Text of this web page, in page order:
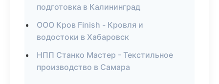
подготовка в Калининград
ООО Кров Finish - Кровля и
водостоки в Хабаровск
НПП Станко Мастер - Текстильное
производство в Самара